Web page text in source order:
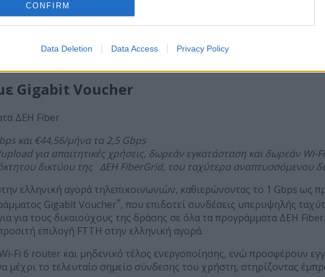
CONFIRM
Data Deletion Data Access Privacy Policy
Gigabit Voucher
ΔΕΗ Fiber
και €44,56/μήνα τα 2,5 Gbps
για απαιτητικές χρήσεις, δωρεάν εγκατάσταση και δωρεάν Wi-
δικτύου της ΔΕΗ FiberGrid, του ταχύτερα αναπτυσσόμενου
ελληνική αγορά τηλεπικοινωνιών, καθιερώνοντας το 1 Gbps ως
Gigabit Voucher*, που επιδοτεί συνδέσεις υπερυψηλής
για τους δικαιούχους της δράσης σε όλα τα προγράμματα ΔΕΗ
επιλογή FTTH στην ελληνική αγορά.
Fi 6 router και μηδενικό τέλος ενεργοποίησης, ενώ προσφέρουν
μέχρι το τελευταίο σημείο σύνδεσης του χρήστη, στηρίζοντας